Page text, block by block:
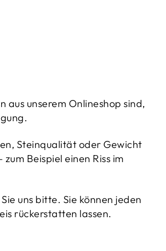
aus unserem Onlineshop sind,
Steinqualität oder Gewicht
Beispiel einen Riss im
uns bitte. Sie können jeden
rückerstatten lassen.